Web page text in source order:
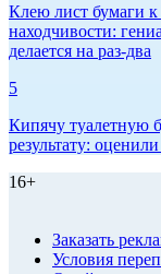
Клею лист бумаги к
находчивости:
делается на раз-два
5
Кипячу туалетную
результату:
16+
Заказать
Условия